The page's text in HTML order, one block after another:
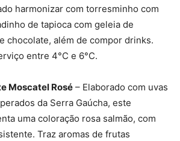
harmonizar com torresminho com
de tapioca com geleia de
chocolate, além de compor drinks.
entre 4°C e 6°C.
Moscatel Rosé – Elaborado com uvas
da Serra Gaúcha, este
uma coloração rosa salmão, com
Traz aromas de frutas